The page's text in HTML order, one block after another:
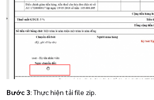
Bước 3: Thực hiện tải file zip.